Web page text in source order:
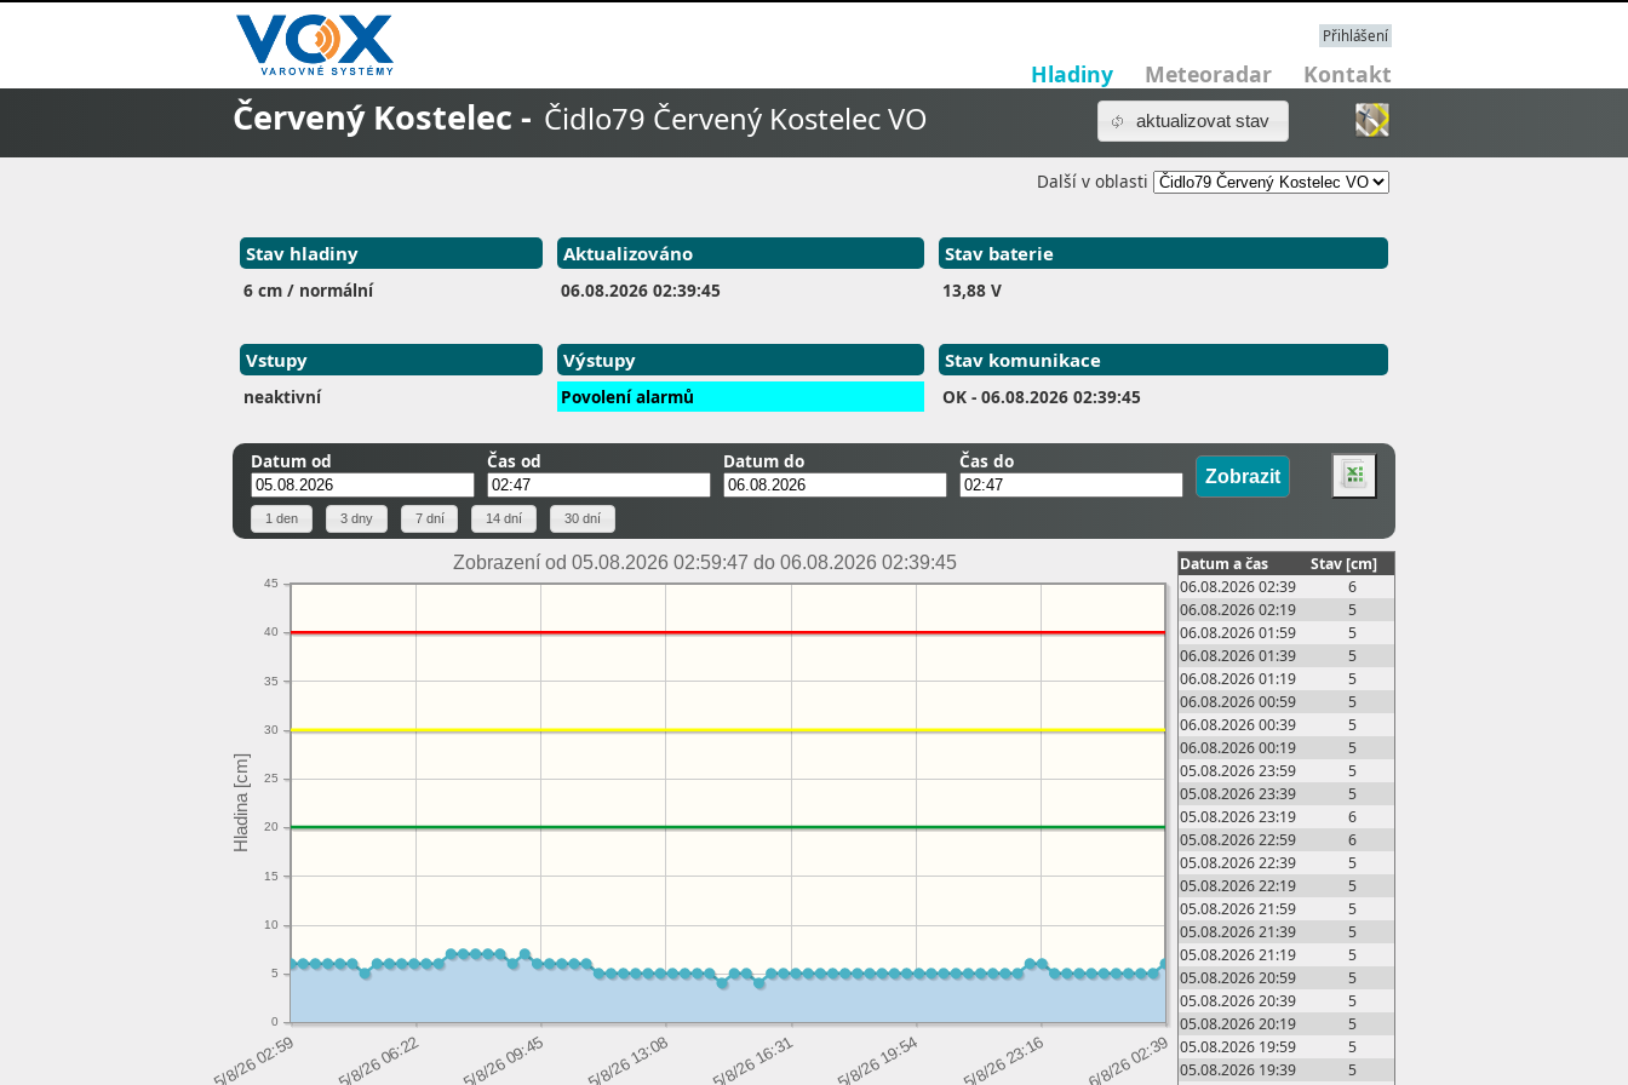
Přihlášení
Hladiny Meteoradar Kontakt
aktualizovat stav
Červený Kostelec - Čidlo79 Červený Kostelec VO
Další v oblasti
Stav hladiny
6 cm / normální
Aktualizováno
06.08.2026 02:39:45
Stav baterie
13,88 V
Vstupy
neaktivní
Výstupy
Povolení alarmů
Stav komunikace
OK - 06.08.2026 02:39:45
Datum od Čas od Datum do Čas do
Zobrazení od 05.08.2026 02:59:47 do 06.08.2026 02:39:45
0
5
10
15
20
25
30
35
40
45
Datum a čas
Stav [cm]
06.08.2026 02:39
6
06.08.2026 02:19
5
06.08.2026 01:59
5
06.08.2026 01:39
5
06.08.2026 01:19
5
06.08.2026 00:59
5
06.08.2026 00:39
5
06.08.2026 00:19
5
05.08.2026 23:59
5
05.08.2026 23:39
5
05.08.2026 23:19
6
05.08.2026 22:59
6
05.08.2026 22:39
5
05.08.2026 22:19
5
05.08.2026 21:59
5
05.08.2026 21:39
5
05.08.2026 21:19
5
05.08.2026 20:59
5
05.08.2026 20:39
5
05.08.2026 20:19
5
05.08.2026 19:59
5
05.08.2026 19:39
5